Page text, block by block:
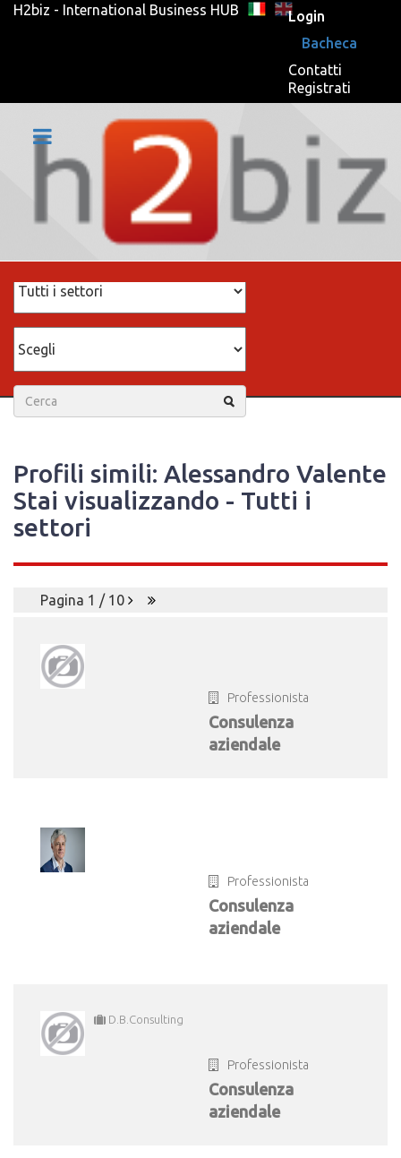
H2biz - International Business HUB
Login
Bacheca
Contatti
Registrati
Profili simili: Alessandro Valente
Stai visualizzando - Tutti i
settori
Pagina 1 / 10
Professionista
Consulenza
aziendale
Professionista
Consulenza
aziendale
D.B.Consulting
Professionista
Consulenza
aziendale